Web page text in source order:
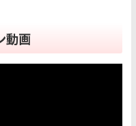
動画